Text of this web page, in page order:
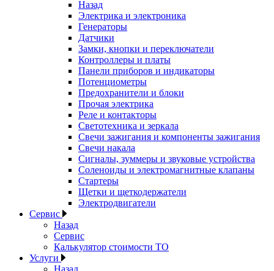
Назад
Электрика и электроника
Генераторы
Датчики
Замки, кнопки и переключатели
Контроллеры и платы
Панели приборов и индикаторы
Потенциометры
Предохранители и блоки
Прочая электрика
Реле и контакторы
Светотехника и зеркала
Свечи зажигания и компоненты зажигания
Свечи накала
Сигналы, зуммеры и звуковые устройства
Соленоиды и электромагнитные клапаны
Стартеры
Щетки и щеткодержатели
Электродвигатели
Сервис
Назад
Сервис
Калькулятор стоимости ТО
Услуги
Назад